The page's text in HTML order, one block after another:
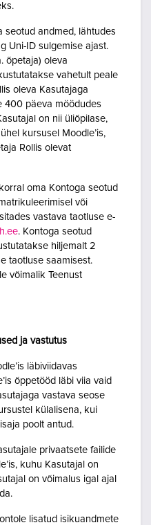
seotud andmed, lähtudes
Uni-ID sulgemise ajast.
õpetaja) oleva
vahetult peale
oleva Kasutajaga
400 päeva möödudes
on nii üliõpilase,
kursusel Moodle’is,
Rollis olevat
oma Kontoga seotud
või
vastava taotluse e-
. Kontoga seotud
hiljemalt 2
taotluse saamisest.
võimalik Teenust
ja vastutus
läbiviidavas
õppetööd läbi viia vaid
vastava seose
külalisena, kui
poolt antud.
privaatsete failide
kuhu Kasutajal on
on võimalus igal ajal
lisatud isikuandmete